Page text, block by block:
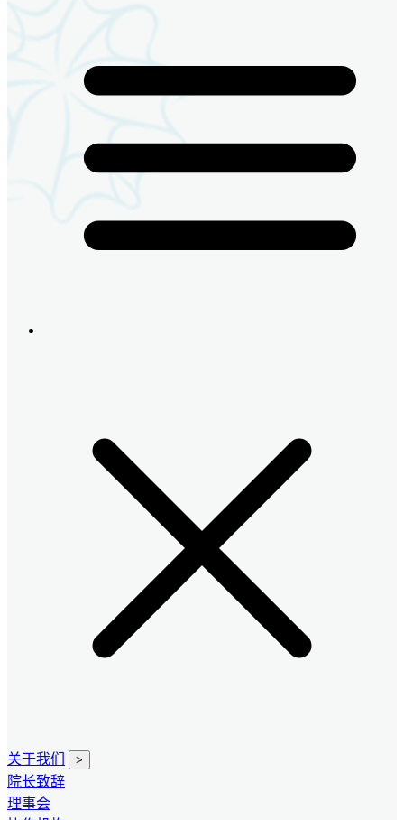
关于我们 >
院长致辞
理事会